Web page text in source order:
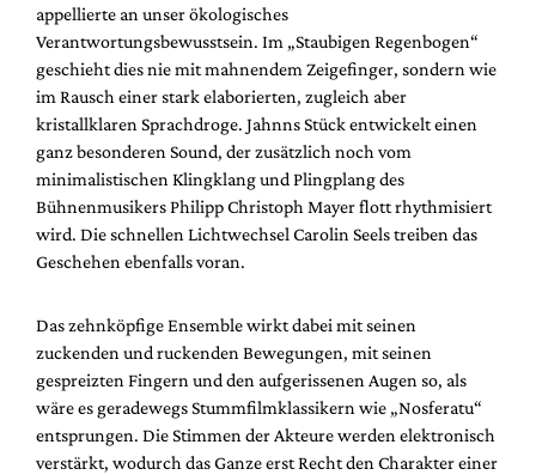
appellierte an unser ökologisches
Verantwortungsbewusstsein. Im „Staubigen Regenbogen“
geschieht dies nie mit mahnendem Zeigefinger, sondern wie
im Rausch einer stark elaborierten, zugleich aber
kristallklaren Sprachdroge. Jahnns Stück entwickelt einen
ganz besonderen Sound, der zusätzlich noch vom
minimalistischen Klingklang und Plingplang des
Bühnenmusikers Philipp Christoph Mayer flott rhythmisiert
wird. Die schnellen Lichtwechsel Carolin Seels treiben das
Geschehen ebenfalls voran.
Das zehnköpfige Ensemble wirkt dabei mit seinen
zuckenden und ruckenden Bewegungen, mit seinen
gespreizten Fingern und den aufgerissenen Augen so, als
wäre es geradewegs Stummfilmklassikern wie „Nosferatu“
entsprungen. Die Stimmen der Akteure werden elektronisch
verstärkt, wodurch das Ganze erst Recht den Charakter einer